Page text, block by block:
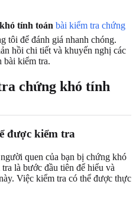
tính toán bài kiểm tra chứng
tôi để đánh giá nhanh chóng.
hồi chi tiết và khuyến nghị các
bài kiểm tra.
chứng khó tính
được kiểm tra
quen của bạn bị chứng khó
là bước đầu tiên để hiểu và
Việc kiểm tra có thể được thực